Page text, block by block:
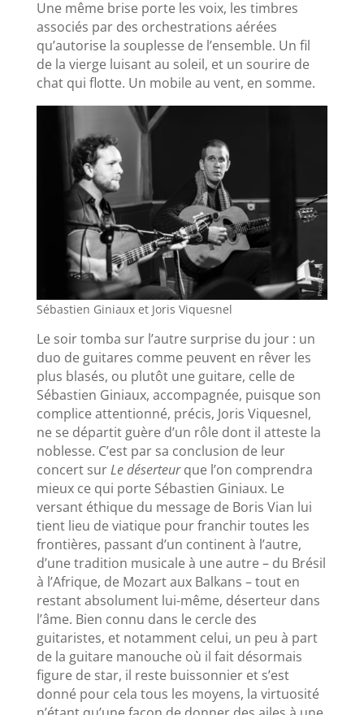
Une même brise porte les voix, les timbres
associés par des orchestrations aérées
qu’autorise la souplesse de l’ensemble. Un fil
de la vierge luisant au soleil, et un sourire de
chat qui flotte. Un mobile au vent, en somme.
Sébastien Giniaux et Joris Viquesnel
Le soir tomba sur l’autre surprise du jour : un
duo de guitares comme peuvent en rêver les
plus blasés, ou plutôt une guitare, celle de
Sébastien Giniaux, accompagnée, puisque son
complice attentionné, précis, Joris Viquesnel,
ne se départit guère d’un rôle dont il atteste la
noblesse. C’est par sa conclusion de leur
concert surLe déserteurque l’on comprendra
mieux ce qui porte Sébastien Giniaux. Le
versant éthique du message de Boris Vian lui
tient lieu de viatique pour franchir toutes les
frontières, passant d’un continent à l’autre,
d’une tradition musicale à une autre – du Brésil
à l’Afrique, de Mozart aux Balkans – tout en
restant absolument lui-même, déserteur dans
l’âme. Bien connu dans le cercle des
guitaristes, et notamment celui, un peu à part
de la guitare manouche où il fait désormais
figure de star, il reste buissonnier et s’est
donné pour cela tous les moyens, la virtuosité